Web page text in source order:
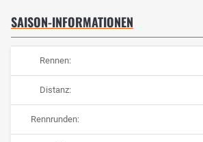
SAISON-INFORMATIONEN
Rennen:
Distanz:
Rennrunden: